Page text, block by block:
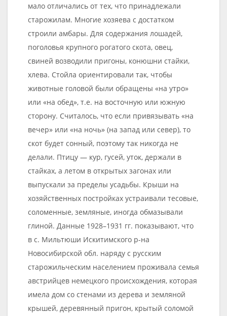
мало отличались от тех, что принадлежали
старожилам. Многие хозяева с достатком
строили амбары. Для содержания лошадей,
поголовья крупного рогатого скота, овец,
свиней возводили пригоны, конюшни стайки,
хлева. Стойла ориентировали так, чтобы
животные головой были обращены «на утро»
или «на обед», т.е. на восточную или южную
сторону. Считалось, что если привязывать «на
вечер» или «на ночь» (на запад или север), то
скот будет сонный, поэтому так никогда не
делали. Птицу — кур, гусей, уток, держали в
стайках, а летом в открытых загонах или
выпускали за пределы усадьбы. Крыши на
хозяйственных постройках устраивали тесовые,
соломенные, земляные, иногда обмазывали
глиной. Данные 1928–1931 гг. показывают, что
в с. Мильтюши Искитимского р-на
Новосибирской обл. наряду с русским
старожильческим населением проживала семья
австрийцев немецкого происхождения, которая
имела дом со стенами из дерева и земляной
крышей, деревянный пригон, крытый соломой